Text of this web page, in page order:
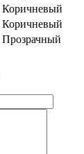
Коричневый
Коричневый
Прозрачный